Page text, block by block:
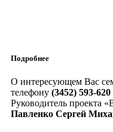
Подробнее
О интересующем Вас
телефону (3452) 593-620
Руководитель проекта
Павленко Сергей